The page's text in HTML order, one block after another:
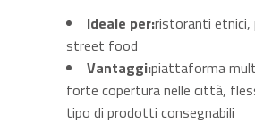
Ideale per:ristoranti etnici,
street food
Vantaggi:piattaforma
forte copertura nelle città,
tipo di prodotti consegnabili